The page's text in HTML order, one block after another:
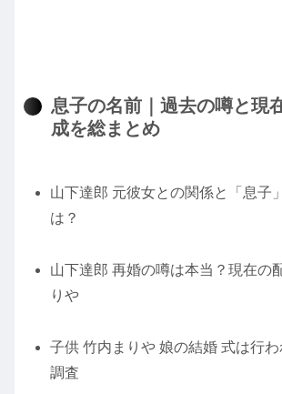
息子の名前｜過去の噂と現
成を総まとめ
山下達郎 元彼女との関係と「息子
は？
山下達郎 再婚の噂は本当？現在の
りや
子供 竹内まりや 娘の結婚 式は行
調査